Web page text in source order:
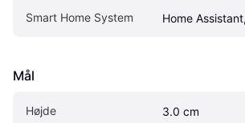
Smart Home System Home
Mål
Højde 3.0 cm